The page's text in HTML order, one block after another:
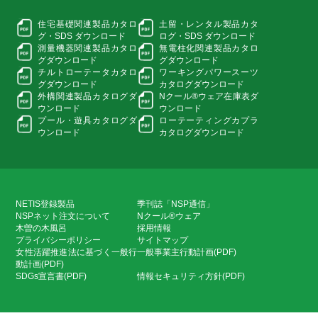
住宅基礎関連製品カタロ
グ・SDS ダウンロード
土留・レンタル製品カタ
ログ・ SDS ダウンロード
測量機器関連製品カタロ
グダウンロード
無電柱化関連製品カタロ
グダウンロード
チルトローテータカタロ
グダウンロード
ワーキングパワースーツ
カタログダウンロード
外構関連製品カタログダ
ウンロード
Nクール®ウェア在庫表ダ
ウンロード
プール・遊具カタログダ
ウンロード
ローテーティングカプラ
カタログダウンロード
NETIS登録製品
季刊誌「NSP通信」
NSPネット注文について
Nクール®ウェア
木曽の木風呂
採用情報
プライバシーポリシー
サイトマップ
女性活躍推進法に基づく一般行
動計画(PDF)
一般事業主行動計画(PDF)
SDGs宣言書(PDF) 情報セキュリティ方針(PDF)